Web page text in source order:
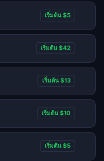
เริ่มต้น $5
เริ่มต้น $42
เริ่มต้น $13
เริ่มต้น $10
เริ่มต้น $5